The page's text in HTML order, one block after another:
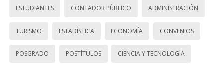
ESTUDIANTES CONTADOR PÚBLICO ADMINISTRACIÓN
TURISMO ESTADÍSTICA ECONOMÍA CONVENIOS
POSGRADO POSTÍTULOS CIENCIA Y TECNOLOGÍA